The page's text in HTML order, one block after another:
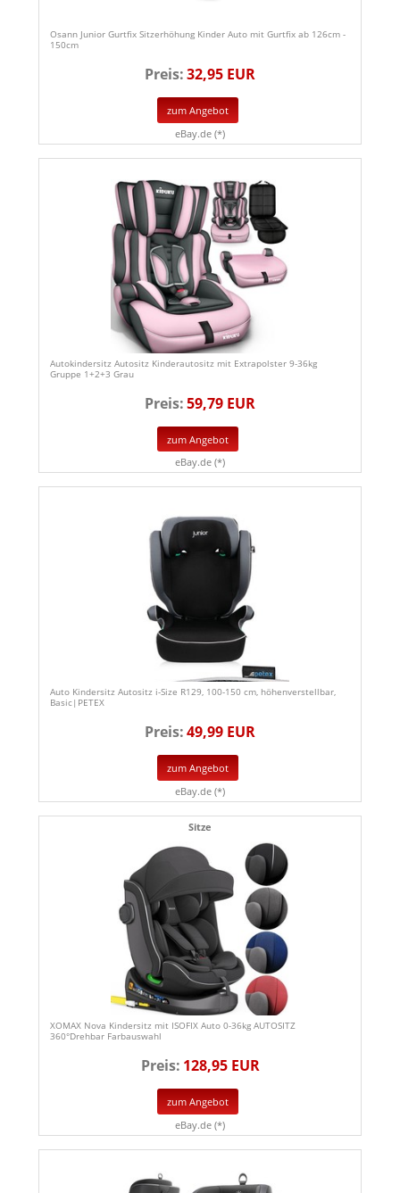
Osann Junior Gurtfix Sitzerhöhung Kinder Auto mit Gurtfix ab 126cm -
150cm
Preis:32,95 EUR
zum Angebot
eBay.de (*)
Autokindersitz Autositz Kinderautositz mit Extrapolster 9-36kg
Gruppe 1+2+3 Grau
Preis:59,79 EUR
zum Angebot
eBay.de (*)
Auto Kindersitz Autositz i-Size R129, 100-150 cm, höhenverstellbar,
Basic|PETEX
Preis:49,99 EUR
zum Angebot
eBay.de (*)
Sitze
XOMAX Nova Kindersitz mit ISOFIX Auto 0-36kg AUTOSITZ
360°Drehbar Farbauswahl
Preis: 128,95 EUR
zum Angebot
eBay.de (*)